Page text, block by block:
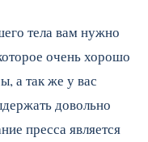
тела вам нужно
очень хорошо
а так же у вас
довольно
пресса является